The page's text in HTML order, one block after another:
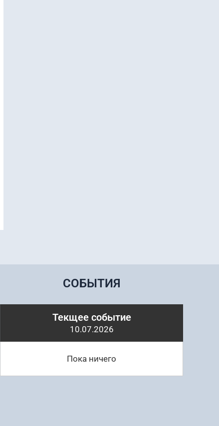
СОБЫТИЯ
Текщее событие
10.07.2026
Пока ничего